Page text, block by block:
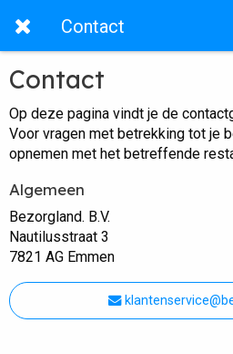
Contact
Contact
Op deze pagina vindt je de
Voor vragen met betrekking tot je
opnemen met het betreffende
Algemeen
Bezorgland. B.V.
Nautilusstraat 3
7821 AG Emmen